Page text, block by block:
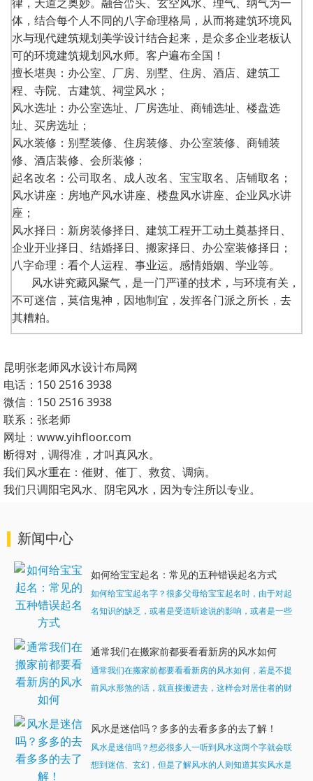
律，天道之奥妙。融合峦头、玄空风水、理气、纳气为一
体，结合每个人不同的八字命理格局，从而将建筑环境风
水与现代建筑规划美学设计结合起来，是众多企业老板认
可的环境建筑规划风水师。客户遍布全国！
擅长堪舆：办公室、厂房、别墅、住房、酒店、建筑工
程、寺院、古建筑、祠堂风水；
风水选址：办公室选址、厂房选址、商铺选址、楼盘选
址、买房选址；
风水装修：别墅装修、住房装修、办公室装修、商铺装
修、酒店装修、会所装修；
起名改名：公司取名、成人改名、宝宝取名、店铺取名；
风水讲座：房地产风水讲座、楼盘风水讲座、企业风水讲
座；
风水择日：新房装修择日、建筑工程开工动土奠基择日、
企业开业择日、结婚择日、搬家择日、办公室装修择日；
八字命理：看个人运程、事业运。感情婚姻、学业等。
风水讲究藏风聚气，是一门严谨的技术，与环境有关，
不可迷信，莫信鬼神，因地制宜，发挥各门派之所长，去
其糟粕。
昆明张老师风水设计布局网
电话：150 2516 3938
微信：150 2516 3938
联系：张老师
网址：www.yihfloor.com
断得对，调得准，才叫真风水。
我们风水重在：催财、催丁、救贫、调病。
我们只调阳宅风水、阴宅风水，因为专注所以专业。
新闻中心
如何给宝宝起名：常见的五种错误起名方式
如何给宝宝起名字？很多父母给宝宝起名时，由于对起
名知识的缺乏，或者是受道听途说的影响，或者是一些
错误，希望你们看了分析后，能有所感触，同意宝宝起
名的观点...
通常我们在搬家前都要看看新房的风水如何
通常我们在搬家前都要看看新房的风水如何，若是不提
前风水形煞的话，就直接搬进去，这样会对居住者的财
则，如采光、通风、周围环境如何等这些基本常识。其
次再看观...
风水是迷信吗？多多的去看多多的去了解！
风水是迷信吗？想必很多人一听到风水这两个字就会联
想到迷信、玄幻，但是了解风水的人则知道其实风水是